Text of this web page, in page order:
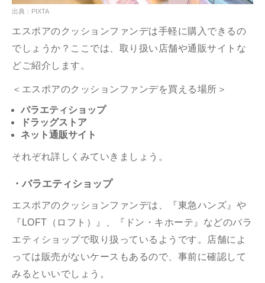
出典：PIXTA
エスポアのクッションファンデは手軽に購入できるの
でしょうか？ここでは、取り扱い店舗や通販サイトな
どご紹介します。
＜エスポアのクッションファンデを買える場所＞
バラエティショップ
ドラッグストア
ネット通販サイト
それぞれ詳しくみていきましょう。
・バラエティショップ
エスポアのクッションファンデは、『東急ハンズ』や
『LOFT（ロフト）』、『ドン・キホーテ』などのバラ
エティショップで取り扱っているようです。店舗によ
っては販売がないケースもあるので、事前に確認して
みるといいでしょう。